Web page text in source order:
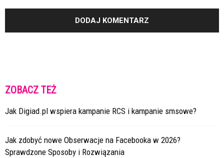
ZOBACZ TEŻ
Jak Digiad.pl wspiera kampanie RCS i kampanie smsowe?
Jak zdobyć nowe Obserwacje na Facebooka w 2026?
Sprawdzone Sposoby i Rozwiązania